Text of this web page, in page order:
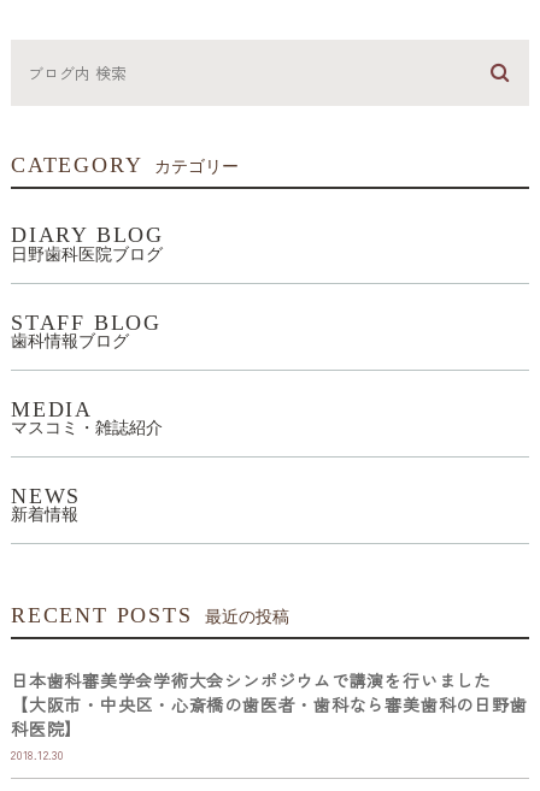
CATEGORY カテゴリー
DIARY BLOG
日野歯科医院ブログ
STAFF BLOG
歯科情報ブログ
MEDIA
マスコミ・雑誌紹介
NEWS
新着情報
RECENT POSTS 最近の投稿
日本歯科審美学会学術大会シンポジウムで講演を行いました
【大阪市・中央区・心斎橋の歯医者・歯科なら審美歯科の日野歯
科医院】
2018.12.30